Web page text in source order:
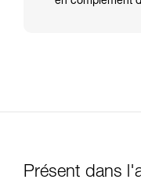
Présent dans